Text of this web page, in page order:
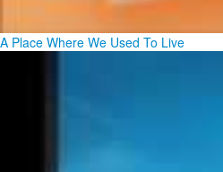
A Place Where We Used To Live